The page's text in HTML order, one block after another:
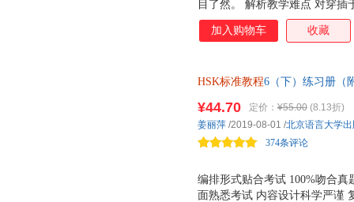
目了然。 解析教学难点 对穿
扩展，凸显提示。 再现教学过
可操作的方法性教学指导。 补
加入购物车 收藏
HSK标准教程6（下）练习册（
编排形式贴合考试 100%吻合
面熟悉考试 内容设计科学严谨
¥44.70 定价： ¥55.00 (8.13折)
374条评论
姜丽萍 /2019-08-01 /北京语言大学